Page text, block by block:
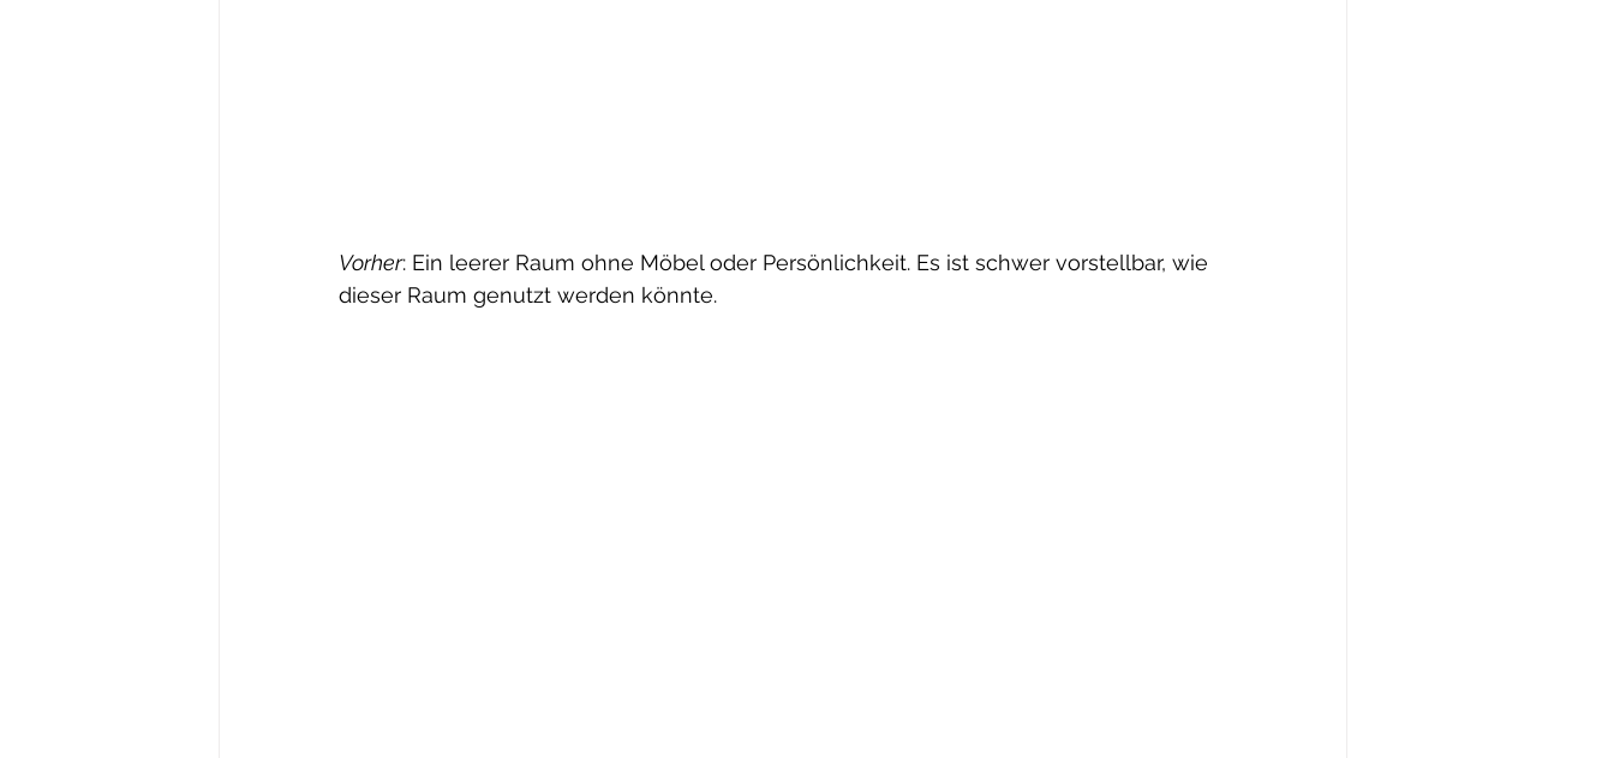
Vorher: Ein leerer Raum ohne Möbel oder Persönlichkeit. Es ist schwer vorstellbar, wie
dieser Raum genutzt werden könnte.